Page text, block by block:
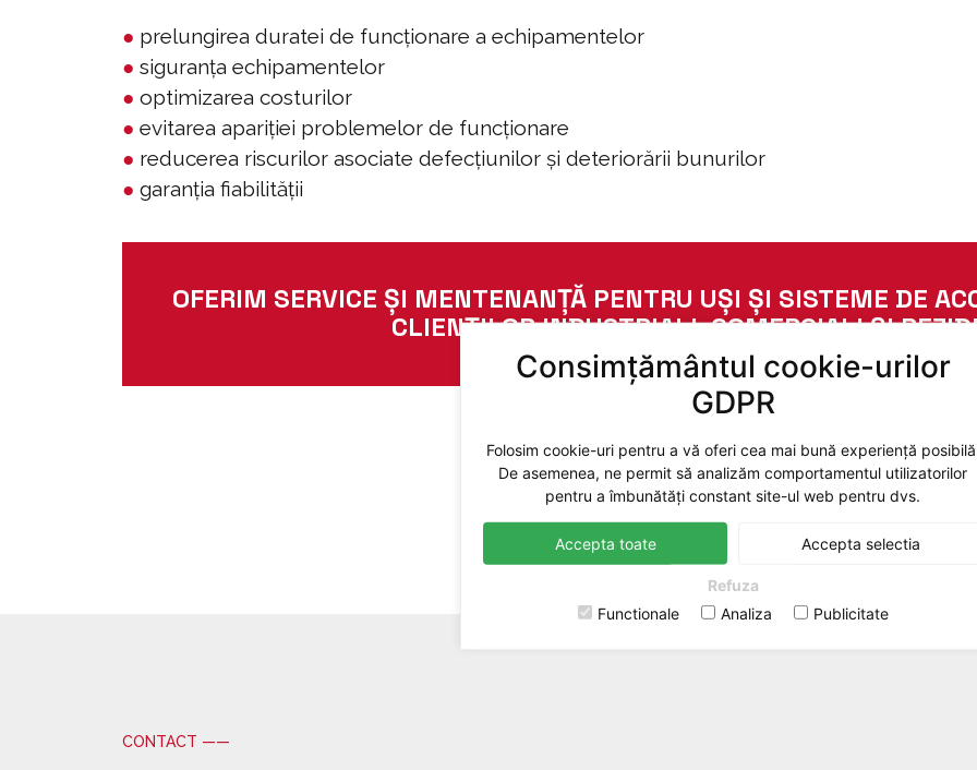
● prelungirea duratei de funcționare a echipamentelor
● siguranța echipamentelor
● optimizarea costurilor
● evitarea apariției problemelor de funcționare
● reducerea riscurilor asociate defecțiunilor și deteriorării bunurilor
● garanția fiabilității
OFERIM SERVICE ȘI MENTENANȚĂ PENTRU UȘI ȘI SISTEME DE
CLIENȚILOR INDUSTRIALI, COMERCIALI ȘI
CONTACT ——
Consimțământul cookie-urilor
GDPR
Folosim cookie-uri pentru a vă oferi cea mai bună experiență posibilă.
De asemenea, ne permit să analizăm comportamentul utilizatorilor
pentru a îmbunătăți constant site-ul web pentru dvs.
Accepta toate Accepta selectia
Refuza
Functionale
Analiza Publicitate